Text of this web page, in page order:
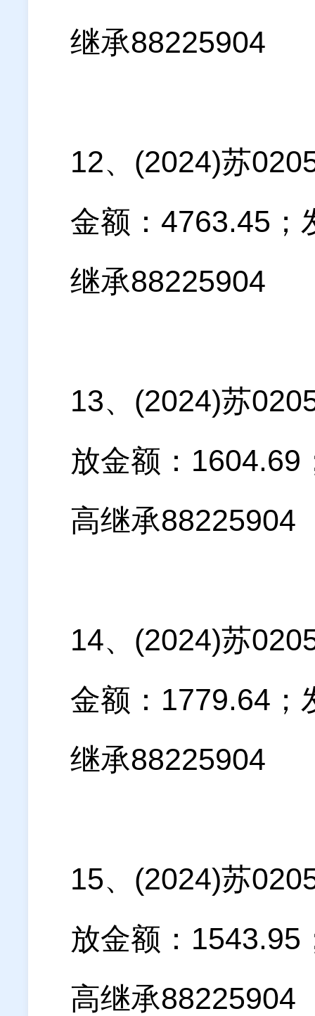
继承88225904
12、(2024)苏
金额：4763.45；
继承88225904
13、(2024)苏
放金额：1604.69
高继承88225904
14、(2024)苏
金额：1779.64；
继承88225904
15、(2024)苏
放金额：1543.95
高继承88225904